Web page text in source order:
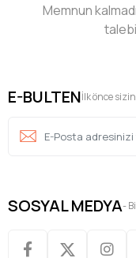
Memnun
E-BULTENİlk önce
SOSYAL MEDYA-